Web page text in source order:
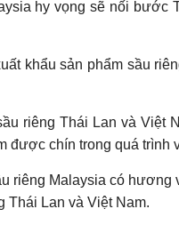
hy vọng sẽ nối bước
khẩu sản phẩm sầu
riêng Thái Lan và Việt
được chín trong quá trình
riêng Malaysia có
Thái Lan và Việt Nam.